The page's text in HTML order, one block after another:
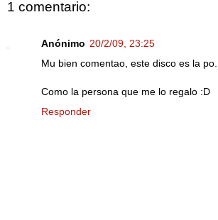
1 comentario:
Anónimo 20/2/09, 23:25
Mu bien comentao, este disco es la po...
Como la persona que me lo regalo :D
Responder